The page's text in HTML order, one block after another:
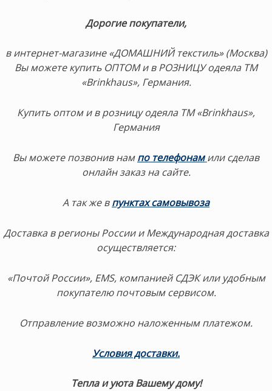
Дорогие покупатели,
в интернет-магазине «ДОМАШНИЙ текстиль» (Москва)
Вы можете купить ОПТОМ и в РОЗНИЦУ одеяла ТМ
«Brinkhaus», Германия.
Купить оптом и в розницу одеяла ТМ «Brinkhaus»,
Германия
Вы можете позвонив нампо телефонам или сделав
онлайн заказ на сайте.
А так же в пунктах самовывоза
Доставка в регионы России и Международная доставка
осуществляется:
«Почтой России», EMS, компанией СДЭК или удобным
покупателю почтовым сервисом.
Отправление возможно наложенным платежом.
Условия доставки.
Тепла и уюта Вашему дому!